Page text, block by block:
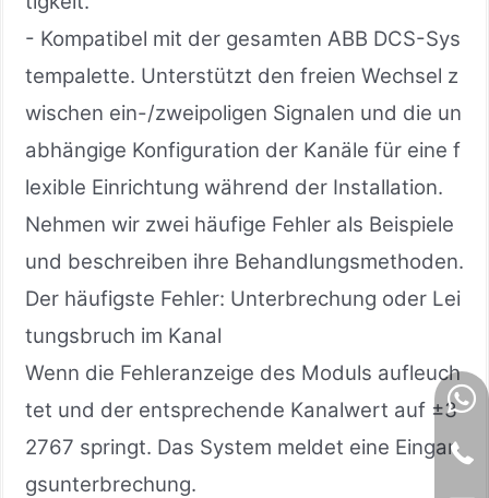
- Kompatibel mit der gesamten ABB DCS-Sys
tempalette. Unterstützt den freien Wechsel z
wischen ein-/zweipoligen Signalen und die un
abhängige Konfiguration der Kanäle für eine f
lexible Einrichtung während der Installation.
Nehmen wir zwei häufige Fehler als Beispiele
und beschreiben ihre Behandlungsmethoden.
Der häufigste Fehler: Unterbrechung oder Lei
tungsbruch im Kanal
Wenn die Fehleranzeige des Moduls aufleuch
tet und der entsprechende Kanalwert auf ±3
2767 springt. Das System meldet eine Eingan
gsunterbrechung.